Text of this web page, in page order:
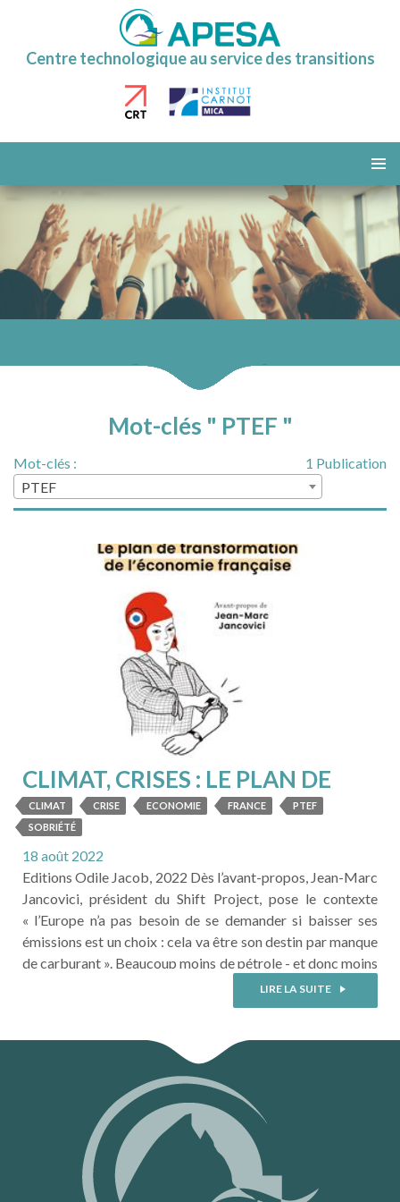
Centre technologique au service des transitions
MENU
AU
CONTENU
Mot-clés " PTEF "
1 Publication
Mot-clés :
PTEF
CLIMAT, CRISES : LE PLAN DE
TRANSFORMATION DE
L’ÉCONOMIE FRANÇAIS The
Shift Project
CLIMAT CRISE ECONOMIE FRANCE
PTEF
SOBRIÉTÉ
18 août 2022
Editions Odile Jacob, 2022 Dès l’avant-propos, Jean-Marc
Jancovici, président du Shift Project, pose le contexte
« l’Europe n’a pas besoin de se demander si baisser ses
émissions est un choix : cela va être son destin par manque
de carburant ». Beaucoup moins de pétrole - et donc moins
de croissance - et des énergies alternatives incapables de
prendre le relai rapidement « Avant les ...
LIRE LA SUITE
LIRE LA SUITE